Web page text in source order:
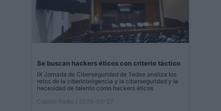
Se buscan hackers éticos con criterio táctico
IX Jornada de Ciberseguridad de Tedae analiza los
retos de la ciberinteligencia y la ciberseguridad y la
necesidad de talento como hackers éticos
Capital Radio
/ 2026-05-27